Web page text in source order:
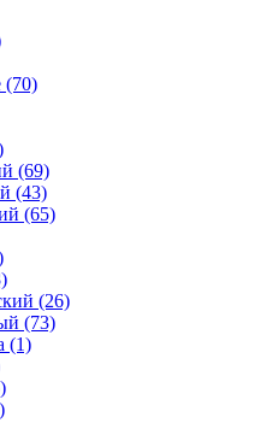
(70)
(69)
(43)
(65)
(26)
(73)
(1)